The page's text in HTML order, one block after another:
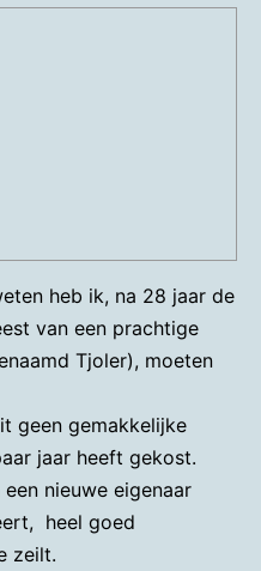
heb ik, na 28 jaar de
van een prachtige
Tjoler), moeten
geen gemakkelijke
jaar heeft gekost.
nieuwe eigenaar
heel goed
zeilt.